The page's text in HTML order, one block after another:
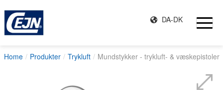
DA-DK
Home Produkter Trykluft Mundstykker - trykluft- & væskepistoler